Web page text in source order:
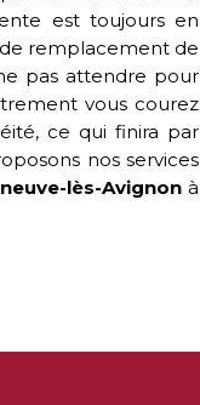
est toujours en
remplacement de
pas attendre pour
vous courez
ce qui finira par
nos services
lès-Avignonà